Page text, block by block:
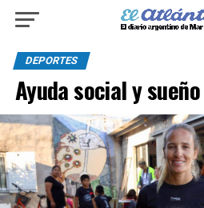
DEPORTES
Ayuda social y